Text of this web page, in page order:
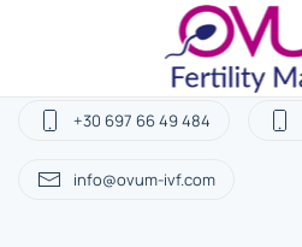
+30 697 66 49 484
info@ovum-ivf.com